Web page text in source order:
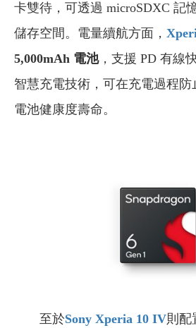
卡雙待，可透過 microSDXC 記
儲存空間。電量續航方面，
5,000mAh 電池，支援 PD 有線
智慧充電技術，可在充電過程
電池健康度壽命。
至於Sony Xperia 10 IV則配